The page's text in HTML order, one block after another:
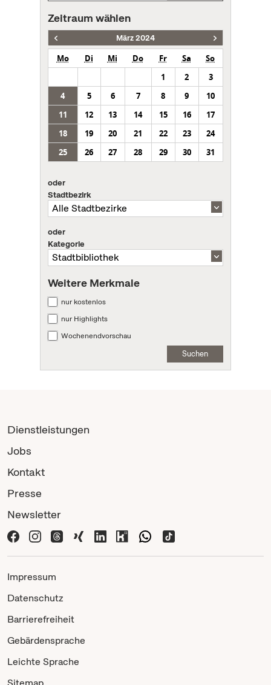
Zeitraum wählen
März 2024
Mo Di Mi Do Fr Sa
So
1
2
3
4
5 6 7 8 9
10
11
12 13 14 15 16
17
18
19 20 21 22 23
24
25
26 27 28 29 30 31
oder
Stadtbezirk
oder
Kategorie
Weitere Merkmale
nur kostenlos
nur Highlights
Wochenendvorschau
Suchen
Dienstleistungen
Jobs
Kontakt
Presse
Newsletter
Impressum
Datenschutz
Barrierefreiheit
Gebärdensprache
Leichte Sprache